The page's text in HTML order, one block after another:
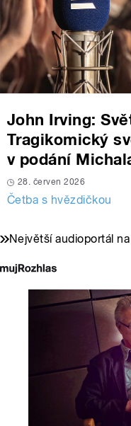
John Irving:
Tragikomický
v podání
28. červen 2026
Četba s hvězdičkou
Největší audioportál